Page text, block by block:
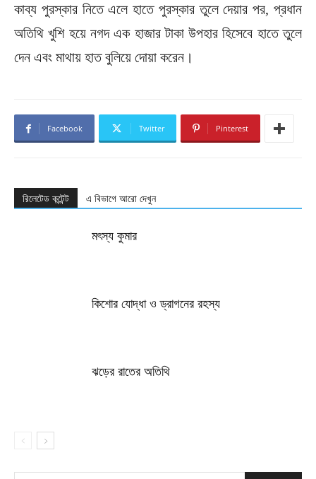
কাব্য পুরস্কার নিতে এলে হাতে পুরস্কার তুলে দেয়ার পর, প্রধান
অতিথি খুশি হয়ে নগদ এক হাজার টাকা উপহার হিসেবে হাতে তুলে
দেন এবং মাথায় হাত বুলিয়ে দোয়া করেন।
Facebook Twitter Pinterest
রিলেটেড কন্টেন্ট এ বিভাগে আরো দেখুন
মৎস্য কুমার
কিশোর যোদ্ধা ও ড্রাগনের রহস্য
ঝড়ের রাতের অতিথি